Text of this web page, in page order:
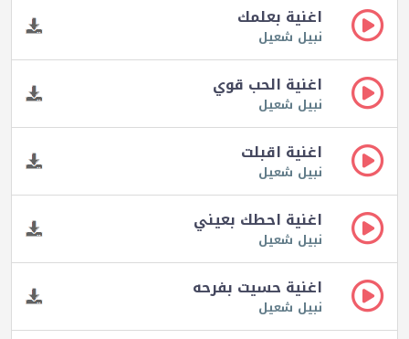
اغنية بعلمك
نبيل شعيل
اغنية الحب قوي
نبيل شعيل
اغنية اقبلت
نبيل شعيل
اغنية احطك بعيني
نبيل شعيل
اغنية حسيت بفرحه
نبيل شعيل